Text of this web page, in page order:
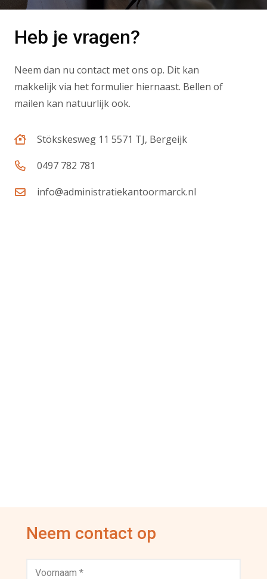
Heb je vragen?
Neem dan nu contact met ons op. Dit kan
makkelijk via het formulier hiernaast. Bellen of
mailen kan natuurlijk ook.
Stökskesweg 11 5571 TJ, Bergeijk
0497 782 781
info@administratiekantoormarck.nl
Neem contact op
Naam